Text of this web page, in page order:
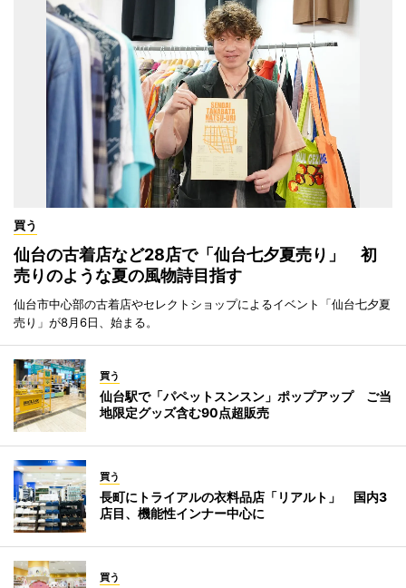
買う
仙台の古着店など28店で「仙台七夕夏売り」 初
売りのような夏の風物詩目指す
仙台市中心部の古着店やセレクトショップによるイベント「仙台七夕夏
売り」が8月6日、始まる。
買う
仙台駅で「パペットスンスン」ポップアップ ご当
地限定グッズ含む90点超販売
買う
長町にトライアルの衣料品店「リアルト」 国内3
店目、機能性インナー中心に
買う